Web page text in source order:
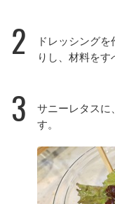
2
ドレッシング
りし、材料をす
3
サニーレタスに
す。